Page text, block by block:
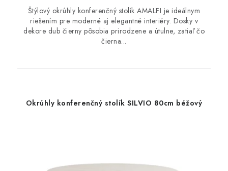
Štýlový okrúhly konferenčný stolík AMALFI je ideálnym
riešením pre moderné aj elegantné interiéry. Dosky v
dekore dub čierny pôsobia prirodzene a útulne, zatiaľ čo
čierna...
Okrúhly konferenčný stolík SILVIO 80cm béžový